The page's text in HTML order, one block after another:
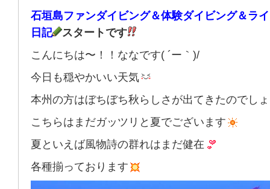
石垣島ファンダイビング＆体験ダイビング＆ラ
日記
スタートです
こんにちは〜！！ななです( ´ー｀)/
今日も穏やかいい天気
本州の方はぼちぼち秋らしさが出てきたのでし
こちらはまだガッツリと夏でございます
夏といえば風物詩の群れはまだ健在
各種揃っております